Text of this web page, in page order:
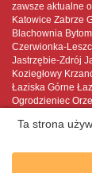
zawsze aktualne
Katowice Zabrze
Blachownia
Czerwionka-
Jastrzębie-Zdrój
Koziegłowy
Łaziska Górne
Ogrodzieniec
Siemianowice
Strumień
Tychy Ustroń
Zabrze Zawiercie
Ta strona